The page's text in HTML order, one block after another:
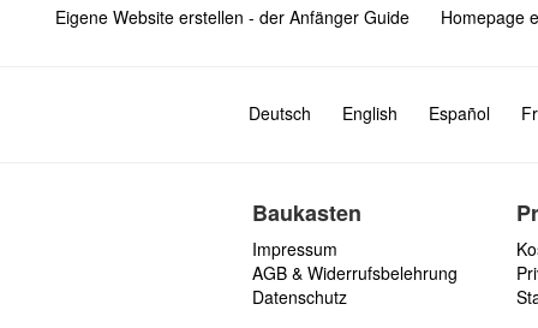
Eigene Website erstellen - der Anfänger Guide Homepage
Deutsch English Español
Baukasten
Impressum
AGB & Widerrufsbelehrung
Datenschutz